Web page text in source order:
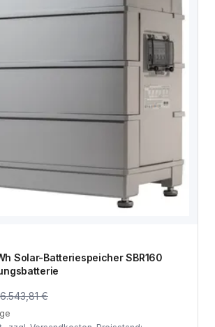
Solar-Batteriespeicher SBR160
6.543,81 €